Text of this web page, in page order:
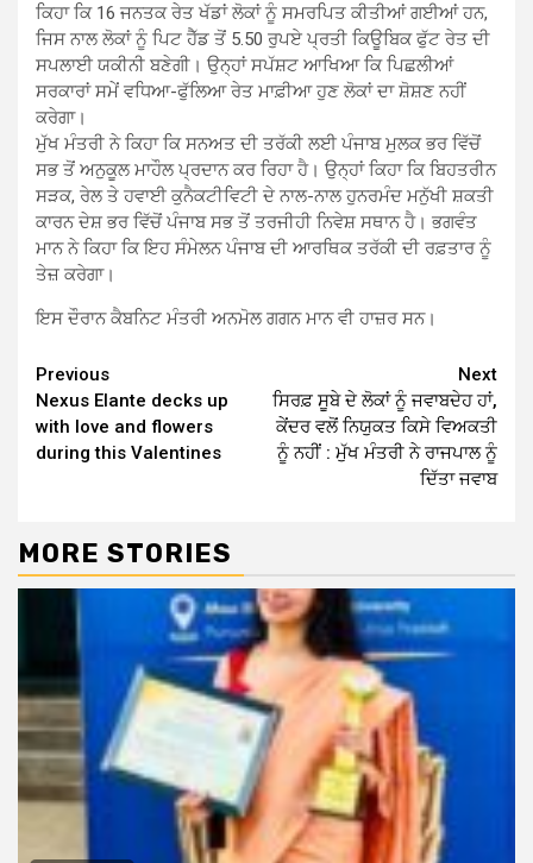
ਕਿਹਾ ਕਿ 16 ਜਨਤਕ ਰੇਤ ਖੱਡਾਂ ਲੋਕਾਂ ਨੂੰ ਸਮਰਪਿਤ ਕੀਤੀਆਂ ਗਈਆਂ ਹਨ,
ਜਿਸ ਨਾਲ ਲੋਕਾਂ ਨੂੰ ਪਿਟ ਹੈੱਡ ਤੋਂ 5.50 ਰੁਪਏ ਪ੍ਰਤੀ ਕਿਊਬਿਕ ਫੁੱਟ ਰੇਤ ਦੀ
ਸਪਲਾਈ ਯਕੀਨੀ ਬਣੇਗੀ। ਉਨ੍ਹਾਂ ਸਪੱਸ਼ਟ ਆਖਿਆ ਕਿ ਪਿਛਲੀਆਂ
ਸਰਕਾਰਾਂ ਸਮੇਂ ਵਧਿਆ-ਫੁੱਲਿਆ ਰੇਤ ਮਾਫ਼ੀਆ ਹੁਣ ਲੋਕਾਂ ਦਾ ਸ਼ੋਸ਼ਣ ਨਹੀਂ
ਕਰੇਗਾ।
ਮੁੱਖ ਮੰਤਰੀ ਨੇ ਕਿਹਾ ਕਿ ਸਨਅਤ ਦੀ ਤਰੱਕੀ ਲਈ ਪੰਜਾਬ ਮੁਲਕ ਭਰ ਵਿੱਚੋਂ
ਸਭ ਤੋਂ ਅਨੁਕੂਲ ਮਾਹੌਲ ਪ੍ਰਦਾਨ ਕਰ ਰਿਹਾ ਹੈ। ਉਨ੍ਹਾਂ ਕਿਹਾ ਕਿ ਬਿਹਤਰੀਨ
ਸੜਕ, ਰੇਲ ਤੇ ਹਵਾਈ ਕੁਨੈਕਟੀਵਿਟੀ ਦੇ ਨਾਲ-ਨਾਲ ਹੁਨਰਮੰਦ ਮਨੁੱਖੀ ਸ਼ਕਤੀ
ਕਾਰਨ ਦੇਸ਼ ਭਰ ਵਿੱਚੋਂ ਪੰਜਾਬ ਸਭ ਤੋਂ ਤਰਜੀਹੀ ਨਿਵੇਸ਼ ਸਥਾਨ ਹੈ। ਭਗਵੰਤ
ਮਾਨ ਨੇ ਕਿਹਾ ਕਿ ਇਹ ਸੰਮੇਲਨ ਪੰਜਾਬ ਦੀ ਆਰਥਿਕ ਤਰੱਕੀ ਦੀ ਰਫ਼ਤਾਰ ਨੂੰ
ਤੇਜ਼ ਕਰੇਗਾ।
ਇਸ ਦੌਰਾਨ ਕੈਬਨਿਟ ਮੰਤਰੀ ਅਨਮੋਲ ਗਗਨ ਮਾਨ ਵੀ ਹਾਜ਼ਰ ਸਨ।
Continue
Reading
Previous
Nexus Elante decks up
with love and flowers
during this Valentines
Next
ਸਿਰਫ਼ ਸੂਬੇ ਦੇ ਲੋਕਾਂ ਨੂੰ ਜਵਾਬਦੇਹ ਹਾਂ,
ਕੇਂਦਰ ਵਲੋਂ ਨਿਯੁਕਤ ਕਿਸੇ ਵਿਅਕਤੀ
ਨੂੰ ਨਹੀਂ : ਮੁੱਖ ਮੰਤਰੀ ਨੇ ਰਾਜਪਾਲ ਨੂੰ
ਦਿੱਤਾ ਜਵਾਬ
MORE STORIES